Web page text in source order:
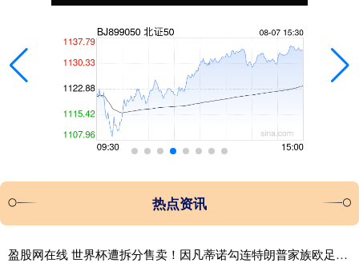
热点资讯
盈股网在线 世界杯遭拆分售卖！因凡蒂诺勾连特朗普家族欧足联强硬抵制